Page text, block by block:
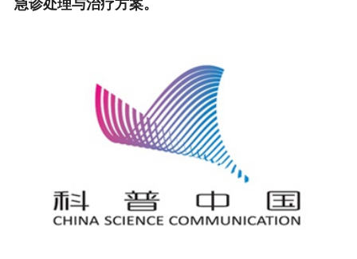
急诊处理与治疗方案。